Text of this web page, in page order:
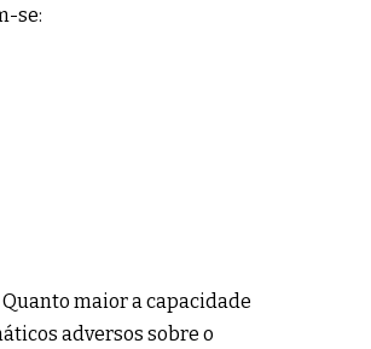
se:
maior a capacidade
adversos sobre o